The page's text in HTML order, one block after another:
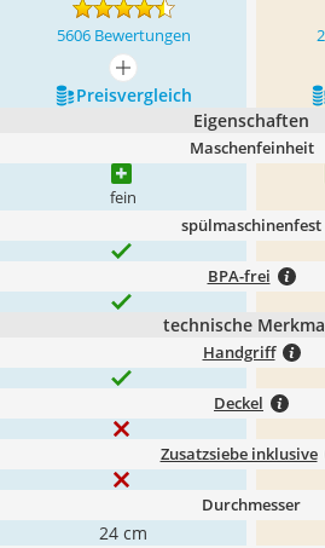
5606 Bewertungen
mehr anzeigen
Preis­vergleich
Eigenschaften
Maschenfeinheit
fein
spülmaschinenfest
BPA-frei
technische
Handgriff
Deckel
Zusatzsiebe inklusive
Durchmesser
24 cm